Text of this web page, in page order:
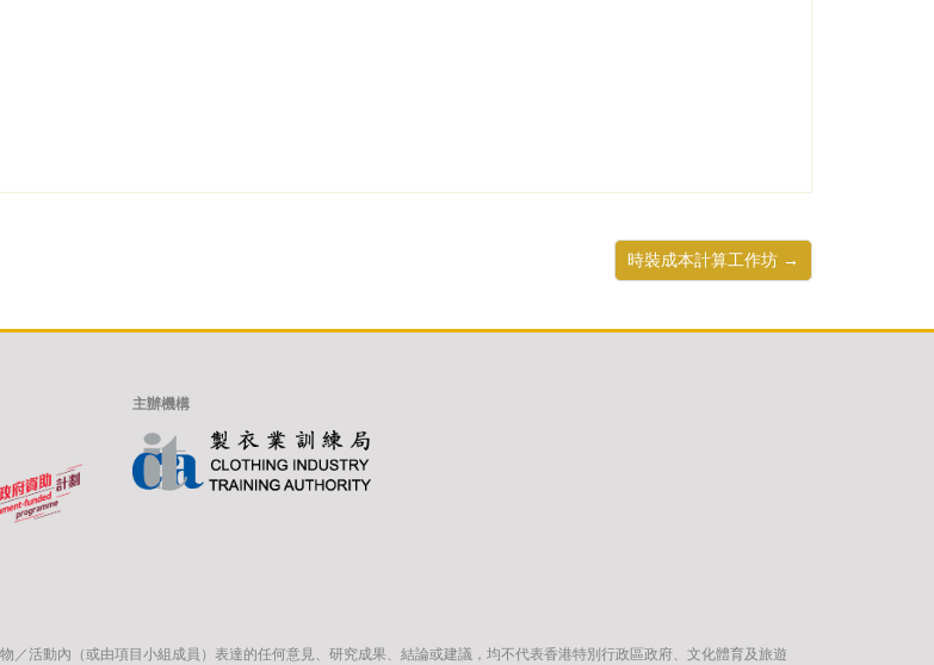
時裝成本計算工作坊 →
主辦機構
活動內（或由項目小組成員）表達的任何意見、研究成果、結論或建議，均不代表香港特別行政區政府、文化體育及旅遊